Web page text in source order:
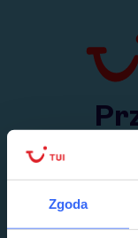
Zgoda
Przejdź do